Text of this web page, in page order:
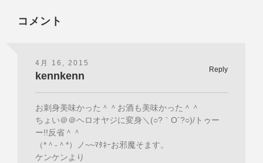
コメント
4月 16, 2015
Reply
kennkenn
お刺身美味かった＾＾お酒も美味かった＾＾
ちょい＠＠ヘロオヤジに変身＼(○?｀O´?○)/トゥー
ー!!反省＾＾
（*＾-＾*）ノ~~ﾏﾀﾈｰお邪魔そます。
ケンケンより